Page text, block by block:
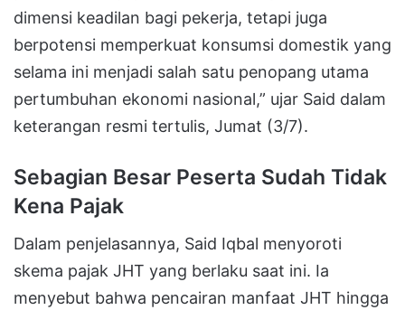
dimensi keadilan bagi pekerja, tetapi juga
berpotensi memperkuat konsumsi domestik yang
selama ini menjadi salah satu penopang utama
pertumbuhan ekonomi nasional,” ujar Said dalam
keterangan resmi tertulis, Jumat (3/7).
Sebagian Besar Peserta Sudah Tidak
Kena Pajak
Dalam penjelasannya, Said Iqbal menyoroti
skema pajak JHT yang berlaku saat ini. Ia
menyebut bahwa pencairan manfaat JHT hingga